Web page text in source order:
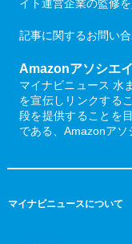
イト運営企業の監修を
記事に関するお問い
Amazonアソシエ
マイナビニュース 水
を宣伝しリンクする
段を提供することを
である、Amazonアソ
マイナビニュースについて